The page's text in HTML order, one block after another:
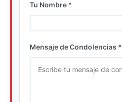
Tu Nombre *
Mensaje de Condolencias *